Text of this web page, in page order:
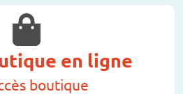
en ligne
boutique